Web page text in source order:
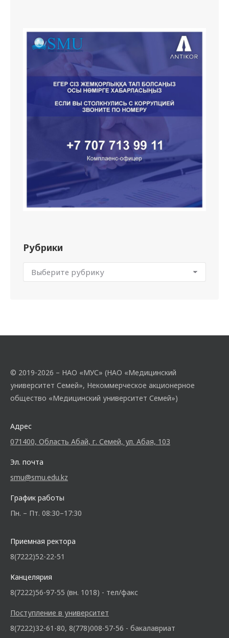
Рубрики
© 2019-2026 – НАО «МУС» (НАО «Медицинский
университет Семей», Некоммерческое акционерное
общество «Медицинский университет Семей»)
Адрес
071400, Область Абай, г. Семей, ул. Абая, 103
Эл. почта
smu@smu.edu.kz
График работы
Пн. – Пт. 08:30–17:30
Приемная ректора
8(7222)52-22-51
Канцелярия
8(7222)56-97-55 (вн. 1018) - тел/факс
Поступление в университет
8(7222)32-61-80, 8(778)008-57-56 - бакалавриат